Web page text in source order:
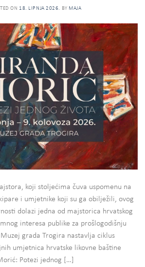
ON 18. LIPNJA 2026. BY MAJA
koji stoljećima čuva uspomenu na
i umjetnike koji su ga obilježili, ovog
dolazi jedna od majstorica hrvatskog
interesa publike za prošlogodišnju
Muzej grada Trogira nastavlja ciklus
umjetnica hrvatske likovne baštine
Potezi jednog […]